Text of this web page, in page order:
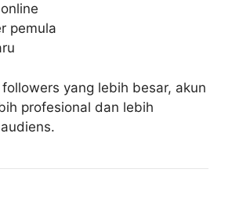
pemula
yang lebih besar, akun
profesional dan lebih